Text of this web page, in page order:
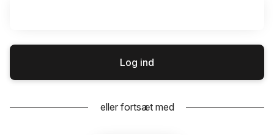
Log ind
eller fortsæt med